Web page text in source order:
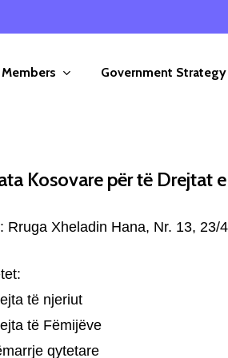
Members Government Strategy
Kosovare për të Drejtat
Rruga Xheladin Hana, Nr. 13, 23/
të njeriut
të Fëmijëve
qytetare